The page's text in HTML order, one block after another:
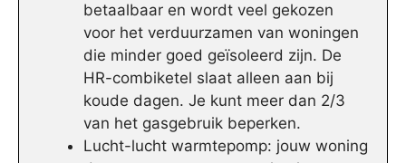
betaalbaar en wordt veel gekozen
voor het verduurzamen van woningen
die minder goed geïsoleerd zijn. De
HR-combiketel slaat alleen aan bij
koude dagen. Je kunt meer dan 2/3
van het gasgebruik beperken.
Lucht-lucht warmtepomp: jouw woning